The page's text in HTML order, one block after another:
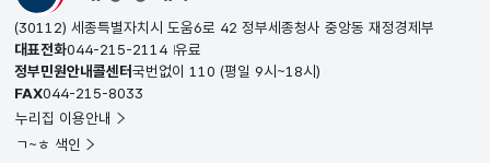
(30112) 세종특별자치시 도움6로 42 정부세종청사 중앙동 재정경제부
대표전화044-215-2114 유료
정부민원안내콜센터국번없이 110 (평일 9시~18시)
FAX044-215-8033
누리집 이용안내
ㄱ~ㅎ 색인